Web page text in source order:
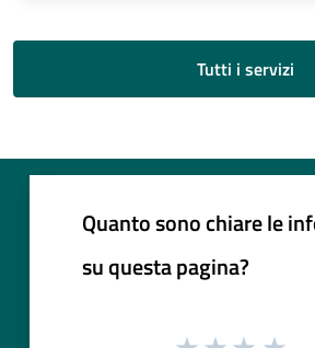
Tutti i servizi
Quanto sono chiare le
su questa pagina?